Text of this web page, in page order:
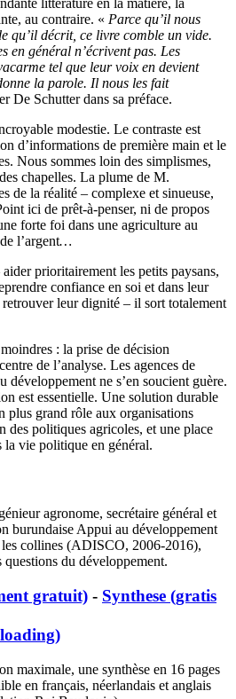
au contraire. « Parce qu’il nous
qu’il décrit, ce livre comble un vide.
en général n’écrivent pas. Les
tel que leur voix en devient
la parole. Il nous les fait
De Schutter dans sa préface.
modestie. Le contraste est
d’informations de première main et le
Nous sommes loin des simplismes,
chapelles. La plume de M.
de la réalité – complexe et sinueuse,
ici de prêt-à-penser, ni de propos
forte foi dans une agriculture au
l’argent…
prioritairement les petits paysans,
confiance en soi et dans leur
leur dignité – il sort totalement
: la prise de décision
de l’analyse. Les agences de
développement ne s’en soucient guère.
est essentielle. Une solution durable
plus grand rôle aux organisations
des politiques agricoles, et une place
vie politique en général.
agronome, secrétaire général et
burundaise Appui au développement
collines (ADISCO, 2006-2016),
du développement.
gratuit) - Synthese (gratis
maximale, une synthèse en 16 pages
en français, néerlandais et anglais